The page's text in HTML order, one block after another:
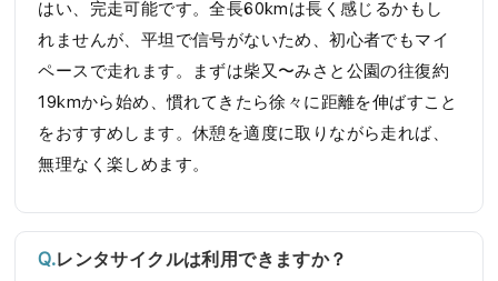
はい、完走可能です。全長60kmは長く感じるかもし
れませんが、平坦で信号がないため、初心者でもマイ
ペースで走れます。まずは柴又〜みさと公園の往復約
19kmから始め、慣れてきたら徐々に距離を伸ばすこと
をおすすめします。休憩を適度に取りながら走れば、
無理なく楽しめます。
レンタサイクルは利用できますか？